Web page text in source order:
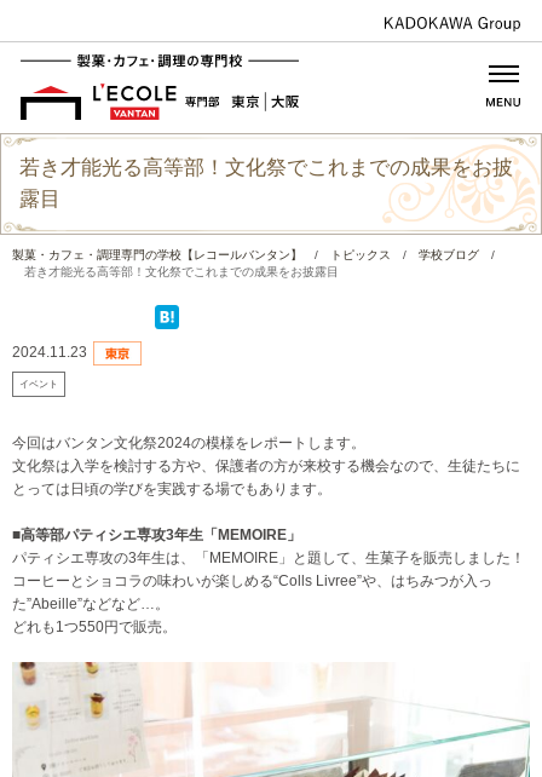
若き才能光る高等部！文化祭でこれまでの成果をお披
露目
製菓・カフェ・調理専門の学校【レコールバンタン】 / トピックス / 学校ブログ
/
若き才能光る高等部！文化祭でこれまでの成果をお披露目
2024.11.23
イベント
今回はバンタン文化祭2024の模様をレポートします。
文化祭は入学を検討する方や、保護者の方が来校する機会なので、生徒たちに
とっては日頃の学びを実践する場でもあります。
■高等部パティシエ専攻3年生「MEMOIRE」
パティシエ専攻の3年生は、「MEMOIRE」と題して、生菓子を販売しました！
コーヒーとショコラの味わいが楽しめる“Colls Livree”や、はちみつが入っ
た”Abeille”などなど…。
どれも1つ550円で販売。